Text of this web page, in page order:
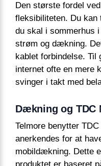
Den største fordel
fleksibiliteten. Du kan
du skal i sommerhus
strøm og dækning.
kablet forbindelse.
internet ofte en mere
svinger i takt med
Dækning og TDC
Telmore benytter
anerkendes for at
mobildækning. Dette